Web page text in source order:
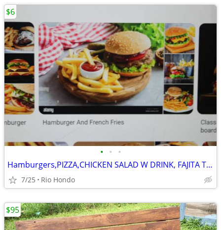
• • •
Hamburgers,PIZZA,CHICKEN SALAD W DRINK, FAJITA TACIS
7/25 Rio Hondo
$6
$95